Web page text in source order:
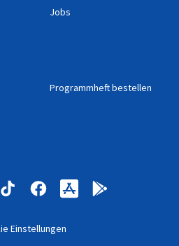
Jobs
Programmheft bestellen
Einstellungen